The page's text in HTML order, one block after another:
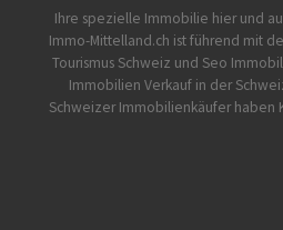
Ihre spezielle Immobilie hier und
Immo-Mittelland.ch ist führend mit
Tourismus Schweiz und Seo
Immobilien Verkauf in der
Schweizer Immobilienkäufer haben